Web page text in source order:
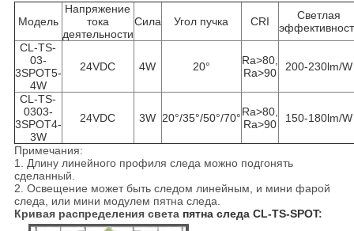
Модель
Напряжение
тока
деятельности
Сила Угол пучка CRI
Светлая
CL-TS-
03-
3SPOT5-
4W
24VDC 4W 20°
Ra>80,
Ra>90
200-230lm/W
CL-TS-
0303-
3SPOT4-
3W
24VDC 3W 20°/35°/50°/70°Ra>80,
Ra>90
150-180lm/W
Примечания:
1. Длину линейного профиля следа можно подгонять
сделанный.
2. Освещение может быть следом линейным, и мини фарой
следа, или мини модулем пятна следа.
Кривая распределения света пятна следа CL-TS-SPOT: